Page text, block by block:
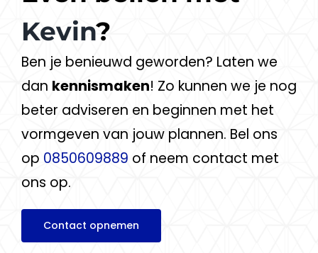
Kevin?
Ben je benieuwd geworden? Laten we
dan kennismaken! Zo kunnen we je nog
beter adviseren en beginnen met het
vormgeven van jouw plannen. Bel ons
op 0850609889 of neem contact met
ons op.
Contact opnemen